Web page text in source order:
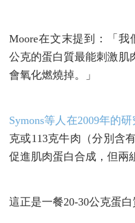
Moore在文末提到：「我
公克的蛋白質最能刺激肌
會氧化燃燒掉。」
Symons等人在2009年的研
克或113克牛肉（分別含
促進肌肉蛋白合成，但兩
這正是一餐20-30公克蛋白